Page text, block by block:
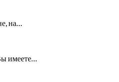
на…
имеете…